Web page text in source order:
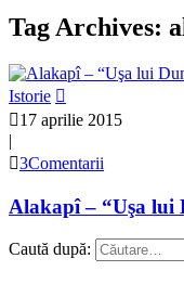
Tag Archives:
Istorie
17 aprilie 2015
|
3Comentarii
Alakapî – “Uşa lui
Caută după: